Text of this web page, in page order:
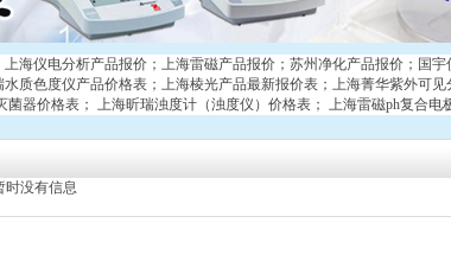
上海仪电分析产品报价； 上海雷磁产品报价； 苏州净化产品报价； 国
水质色度仪产品价格表； 上海棱光产品最新报价表； 上海菁华紫外可见
菌器价格表； 上海昕瑞浊度计（浊度仪）价格表； 上海雷磁ph复合电
时没有信息